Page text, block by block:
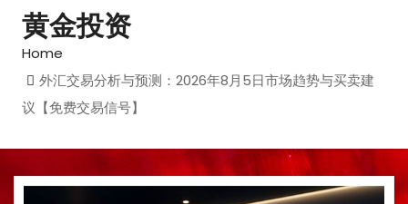
黄金投资
Home
外汇交易分析与预测：2026年8月5日市场趋势与买卖建
议【免费交易信号】